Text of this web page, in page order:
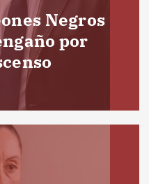
Negros
por